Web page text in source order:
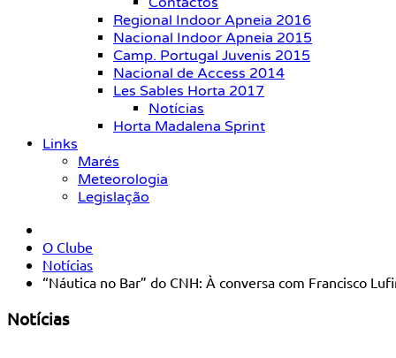
Regional Indoor Apneia 2016
Nacional Indoor Apneia 2015
Camp. Portugal Juvenis 2015
Nacional de Access 2014
Les Sables Horta 2017
Notícias
Horta Madalena Sprint
Links
Marés
Meteorologia
Legislação
O Clube
Notícias
“Náutica no Bar” do CNH: À conversa com Francisco
Notícias